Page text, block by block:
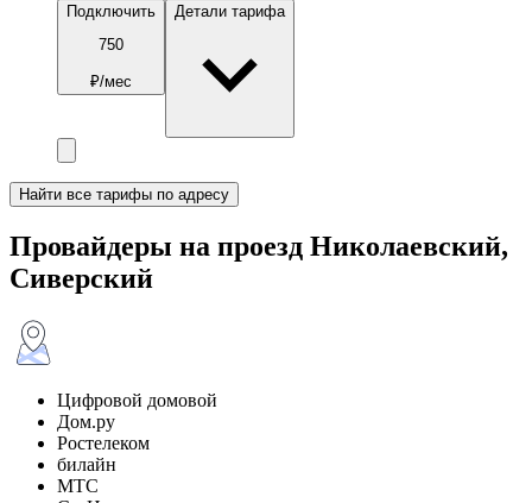
Подключить
750
₽/мес
Детали тарифа
Найти все тарифы по адресу
Провайдеры на проезд Николаевский,
Сиверский
Цифровой домовой
Дом.ру
Ростелеком
билайн
МТС